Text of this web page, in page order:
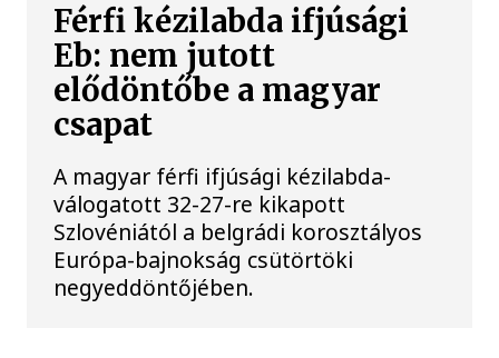
Férfi kézilabda ifjúsági
Eb: nem jutott
elődöntőbe a magyar
csapat
A magyar férfi ifjúsági kézilabda-
válogatott 32-27-re kikapott
Szlovéniától a belgrádi korosztályos
Európa-bajnokság csütörtöki
negyeddöntőjében.